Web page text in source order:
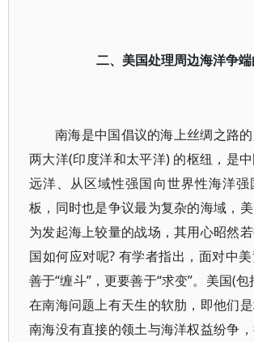
二、美国处理周边海洋争
南海是中国倡议的海上丝绸之路
两大洋(印度洋和太平洋) 的枢纽，是
远洋、从区域性强国向世界性海洋强
板，同时也是争议最为复杂的海域，
为发起海上较量的战场，其用心昭然
国如何应对呢? 有学者指出，面对中
善于“缠斗”，更要善于“求变”。美国(
在南海问题上有天生的软肋，即他们
南海没有直接的领土与海洋权益纷争